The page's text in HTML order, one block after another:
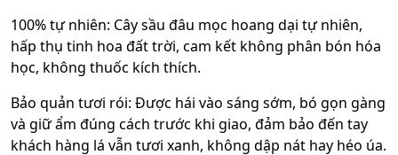
100% tự nhiên: Cây sầu đâu mọc hoang dại tự nhiên,
hấp thụ tinh hoa đất trời, cam kết không phân bón hóa
học, không thuốc kích thích.
Bảo quản tươi rói: Được hái vào sáng sớm, bó gọn gàng
và giữ ẩm đúng cách trước khi giao, đảm bảo đến tay
khách hàng lá vẫn tươi xanh, không dập nát hay héo úa.